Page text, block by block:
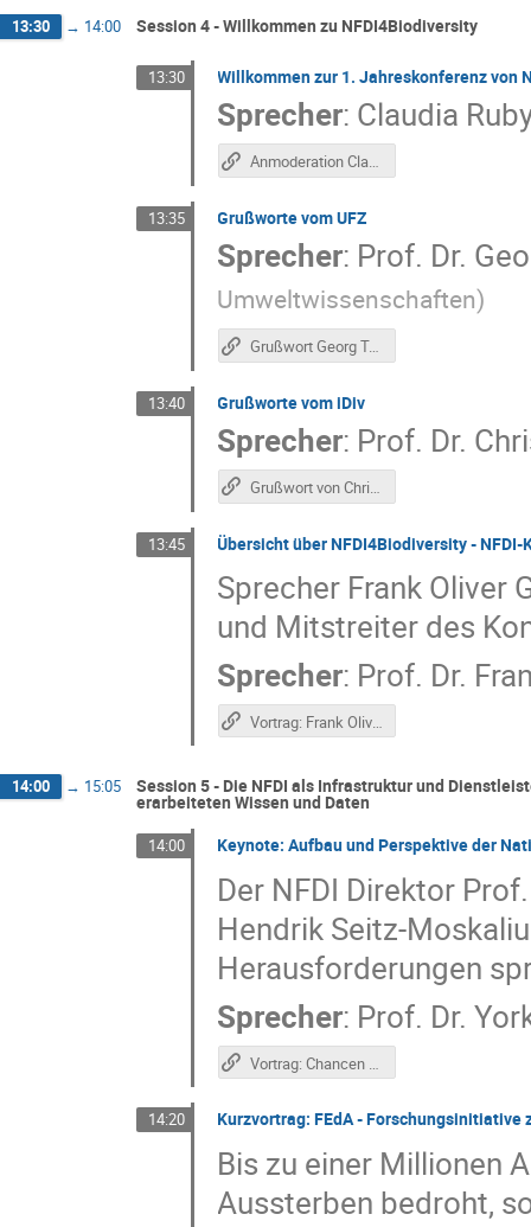
13:30 → 14:00 Session 4 - Willkommen zu NFDI4Biodiversity
13:30 Willkommen zur 1. Jahreskonferenz von
Sprecher: Claudia
Anmoderation Claudia Ruby
13:35 Grußworte vom UFZ
Sprecher: Prof. Dr.
Umweltwissenschaften)
Grußwort Georg Teutsch (UFZ)
13:40 Grußworte vom iDiv
Sprecher: Prof. Dr.
Grußwort von Christian Wirth (iDiv)
13:45 Übersicht über NFDI4Biodiversity -
Sprecher Frank Oliver
und Mitstreiter des
Sprecher: Prof. Dr.
Vortrag: Frank Oliver Glöckner über NFDI4Biodiversity
14:00 → 15:05 Session 5 - Die NFDI als Infrastruktur und
erarbeiteten Wissen und Daten
14:00 Keynote: Aufbau und Perspektive der
Der NFDI Direktor
Hendrik Seitz-
Herausforderungen
Sprecher: Prof. Dr.
14:20 Kurzvortrag: FEdA -
Bis zu einer Millionen
Aussterben bedroht,